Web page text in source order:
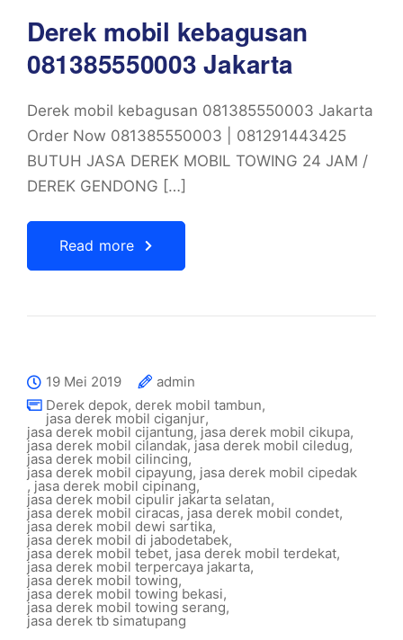
Derek mobil kebagusan
081385550003 Jakarta
Derek mobil kebagusan 081385550003 Jakarta
Order Now 081385550003 | 081291443425
BUTUH JASA DEREK MOBIL TOWING 24 JAM /
DEREK GENDONG […]
Read more
19 Mei 2019
admin
Derek depok, derek mobil tambun,
jasa derek mobil ciganjur,
jasa derek mobil cijantung, jasa derek mobil cikupa,
jasa derek mobil cilandak,jasa derek mobil ciledug,
jasa derek mobil cilincing,
jasa derek mobil cipayung, jasa derek mobil cipedak
, jasa derek mobil cipinang,
jasa derek mobil cipulir jakarta selatan,
jasa derek mobil ciracas, jasa derek mobil condet,
jasa derek mobil dewi sartika,
jasa derek mobil di jabodetabek,
jasa derek mobil tebet, jasa derek mobil terdekat,
jasa derek mobil terpercaya jakarta,
jasa derek mobil towing,
jasa derek mobil towing bekasi,
jasa derek mobil towing serang,
jasa derek tb simatupang